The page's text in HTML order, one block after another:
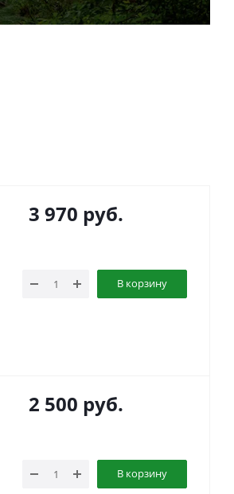
3 970 руб.
В корзину
2 500 руб.
В корзину